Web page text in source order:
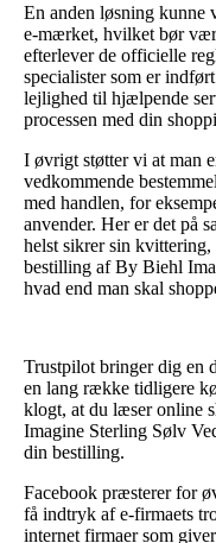
En anden løsning kunne
e-mærket, hvilket bør
efterlever de officielle
specialister som er
lejlighed til hjælpende
processen med din
I øvrigt støtter vi at man
vedkommende
med handlen, for
anvender. Her er det på
helst sikrer sin
bestilling af By Biehl
hvad end man skal
Trustpilot bringer dig en
en lang række tidligere
klogt, at du læser online
Imagine Sterling Sølv
din bestilling.
Facebook præsterer for
få indtryk af e-firmaets
internet firmaer som